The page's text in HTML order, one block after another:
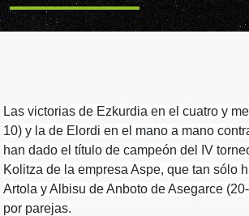
Las victorias de Ezkurdia en el cuatro y
10) y la de Elordi en el mano a mano
han dado el título de campeón del IV
Kolitza de la empresa Aspe, que tan sólo
Artola y Albisu de Anboto de Asegarce
por parejas.